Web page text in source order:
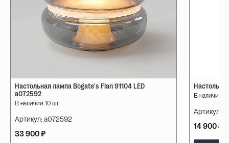
Настольная лампа Bogate's Flan 91104 LED
a072592
В наличии 10 шт.
Артикул: a072592
33 900 ₽
В наличии
Артикул:
14 900 ₽